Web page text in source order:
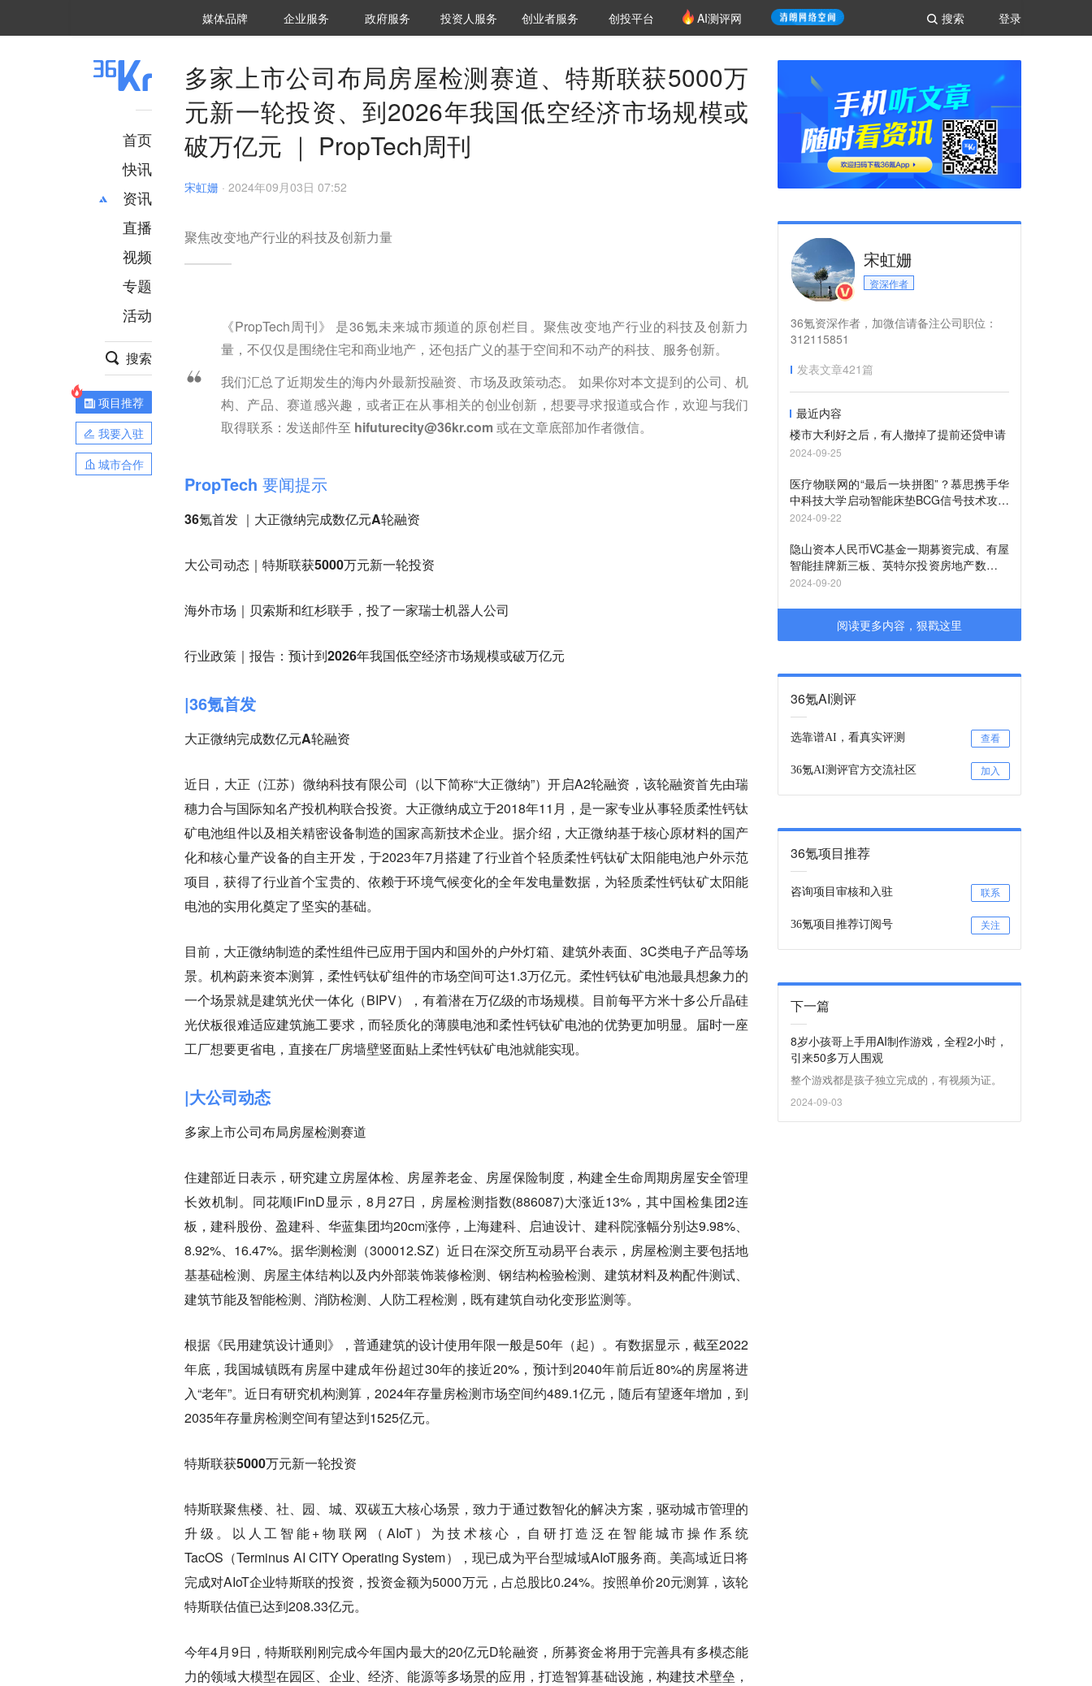
登录
搜索
媒体品牌 36Kr研究院
企业服务 城市之窗
政府服务 VClub投资机构库
投资机构职位推介
投资人服务 创投氪堂
创业者服务 创投平台 AI测评网
首页
快讯
资讯
推荐
财经
项目推荐
安徽
直播
视频
专题
活动
搜索
项目推荐
我要入驻
城市合作
多家上市公司布局房屋检测赛道、特斯联获5000万
元新一轮投资、到2026年我国低空经济市场规模或
破万亿元 ｜ PropTech周刊
宋虹姗 · 2024年09月03日 07:52
聚焦改变地产行业的科技及创新力量
《PropTech周刊》 是36氪未来城市频道的原创栏目。聚焦改变地产行业的科技及创新力
量，不仅仅是围绕住宅和商业地产，还包括广义的基于空间和不动产的科技、服务创新。
我们汇总了近期发生的海内外最新投融资、市场及政策动态。 如果你对本文提到的公司、机
构、产品、赛道感兴趣，或者正在从事相关的创业创新，想要寻求报道或合作，欢迎与我们
取得联系：发送邮件至 hifuturecity@36kr.com或在文章底部加作者微信。
PropTech 要闻提示
36氪首发 ｜大正微纳完成数亿元A轮融资
大公司动态｜特斯联获5000万元新一轮投资
海外市场｜贝索斯和红杉联手，投了一家瑞士机器人公司
行业政策｜报告：预计到2026年我国低空经济市场规模或破万亿元
|36氪首发
大正微纳完成数亿元A轮融资
近日，大正（江苏）微纳科技有限公司（以下简称“大正微纳”）开启A2轮融资，该轮融资首先由瑞
穗力合与国际知名产投机构联合投资。大正微纳成立于2018年11月，是一家专业从事轻质柔性钙钛
矿电池组件以及相关精密设备制造的国家高新技术企业。据介绍，大正微纳基于核心原材料的国产
化和核心量产设备的自主开发，于2023年7月搭建了行业首个轻质柔性钙钛矿太阳能电池户外示范
项目，获得了行业首个宝贵的、依赖于环境气候变化的全年发电量数据，为轻质柔性钙钛矿太阳能
电池的实用化奠定了坚实的基础。
目前，大正微纳制造的柔性组件已应用于国内和国外的户外灯箱、建筑外表面、3C类电子产品等场
景。机构蔚来资本测算，柔性钙钛矿组件的市场空间可达1.3万亿元。柔性钙钛矿电池最具想象力的
一个场景就是建筑光伏一体化（BIPV），有着潜在万亿级的市场规模。目前每平方米十多公斤晶硅
光伏板很难适应建筑施工要求，而轻质化的薄膜电池和柔性钙钛矿电池的优势更加明显。届时一座
工厂想要更省电，直接在厂房墙壁竖面贴上柔性钙钛矿电池就能实现。
|大公司动态
多家上市公司布局房屋检测赛道
住建部近日表示，研究建立房屋体检、房屋养老金、房屋保险制度，构建全生命周期房屋安全管理
长效机制。同花顺iFinD显示，8月27日，房屋检测指数(886087)大涨近13%，其中国检集团2连
板，建科股份、盈建科、华蓝集团均20cm涨停，上海建科、启迪设计、建科院涨幅分别达9.98%、
8.92%、16.47%。据华测检测（300012.SZ）近日在深交所互动易平台表示，房屋检测主要包括地
基基础检测、房屋主体结构以及内外部装饰装修检测、钢结构检验检测、建筑材料及构配件测试、
建筑节能及智能检测、消防检测、人防工程检测，既有建筑自动化变形监测等。
根据《民用建筑设计通则》，普通建筑的设计使用年限一般是50年（起）。有数据显示，截至2022
年底，我国城镇既有房屋中建成年份超过30年的接近20%，预计到2040年前后近80%的房屋将进
入“老年”。近日有研究机构测算，2024年存量房检测市场空间约489.1亿元，随后有望逐年增加，到
2035年存量房检测空间有望达到1525亿元。
特斯联获5000万元新一轮投资
特斯联聚焦楼、社、园、城、双碳五大核心场景，致力于通过数智化的解决方案，驱动城市管理的
升级。以人工智能+物联网（AIoT）为技术核心，自研打造泛在智能城市操作系统
TacOS（Terminus AI CITY Operating System），现已成为平台型城域AIoT服务商。美高域近日将
完成对AIoT企业特斯联的投资，投资金额为5000万元，占总股比0.24%。按照单价20元测算，该轮
特斯联估值已达到208.33亿元。
今年4月9日，特斯联刚刚完成今年国内最大的20亿元D轮融资，所募资金将用于完善具有多模态能
力的领域大模型在园区、企业、经济、能源等多场景的应用，打造智算基础设施，构建技术壁垒，
宋虹姗
资深作者
36氪资深作者，加微信请备注公司职位：
312115851
发表文章421篇
最近内容
楼市大利好之后，有人撤掉了提前还贷申请
2024-09-25
医疗物联网的“最后一块拼图”？慕思携手华
中科技大学启动智能床垫BCG信号技术攻关
项目
2024-09-22
隐山资本人民币VC基金一期募资完成、有屋
智能挂牌新三板、英特尔投资房地产数据智
能分析平台Cherre ｜ PropTech周刊
2024-09-20
阅读更多内容，狠戳这里
36氪AI测评
选靠谱AI，看真实评测 查看
36氪AI测评官方交流社区 加入
36氪项目推荐
咨询项目审核和入驻 联系
36氪项目推荐订阅号 关注
下一篇
8岁小孩哥上手用AI制作游戏，全程2小时，
引来50多万人围观
整个游戏都是孩子独立完成的，有视频为证。
2024-09-03